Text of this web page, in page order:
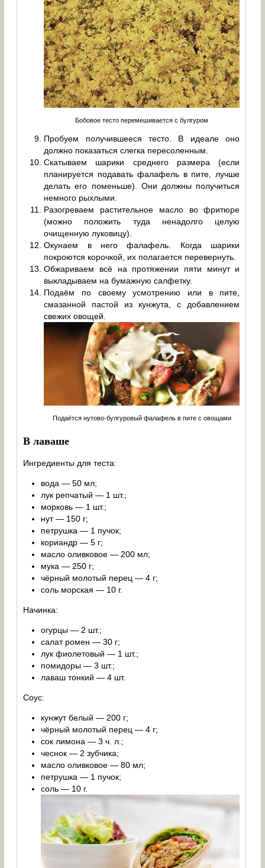
Бобовое тесто перемешивается с булгуром
Пробуем получившееся тесто. В идеале оно
должно показаться слегка пересоленным.
Скатываем шарики среднего размера (если
планируется подавать фалафель в пите, лучше
делать его поменьше). Они должны получиться
немного рыхлыми.
Разогреваем растительное масло во фритюре
(можно положить туда ненадолго целую
очищенную луковицу).
Окунаем в него фалафель. Когда шарики
покроются корочкой, их полагается перевернуть.
Обжариваем всё на протяжении пяти минут и
выкладываем на бумажную салфетку.
Подаём по своему усмотрению или в пите,
смазанной пастой из кунжута, с добавлением
свежих овощей.
Подаётся нутово-булгуровый фалафель в пите с овощами
В лаваше
Ингредиенты для теста:
вода — 50 мл;
лук репчатый — 1 шт.;
морковь — 1 шт.;
нут — 150 г;
петрушка — 1 пучок;
кориандр — 5 г;
масло оливковое — 200 мл;
мука — 250 г;
чёрный молотый перец — 4 г;
соль морская — 10 г.
Начинка:
огурцы — 2 шт.;
салат ромен — 30 г;
лук фиолетовый — 1 шт.;
помидоры — 3 шт.;
лаваш тонкий — 4 шт.
Соус:
кунжут белый — 200 г;
чёрный молотый перец — 4 г;
сок лимона — 3 ч. л.;
чеснок — 2 зубчика;
масло оливковое — 80 мл;
петрушка — 1 пучок;
соль — 10 г.